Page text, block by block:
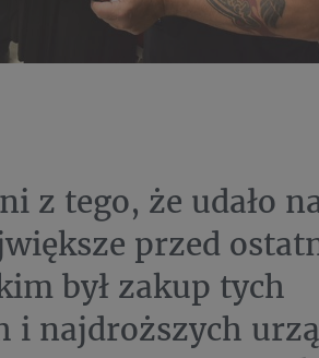
z tego, że udało
przed
był zakup tych
i najdroższych